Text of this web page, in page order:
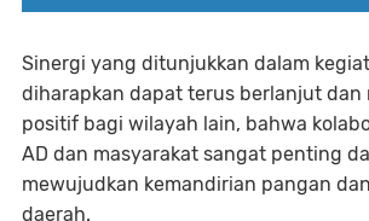
Sinergi yang ditunjukkan dalam
diharapkan dapat terus berlanjut dan
positif bagi wilayah lain, bahwa
AD dan masyarakat sangat penting
mewujudkan kemandirian pangan
daerah.